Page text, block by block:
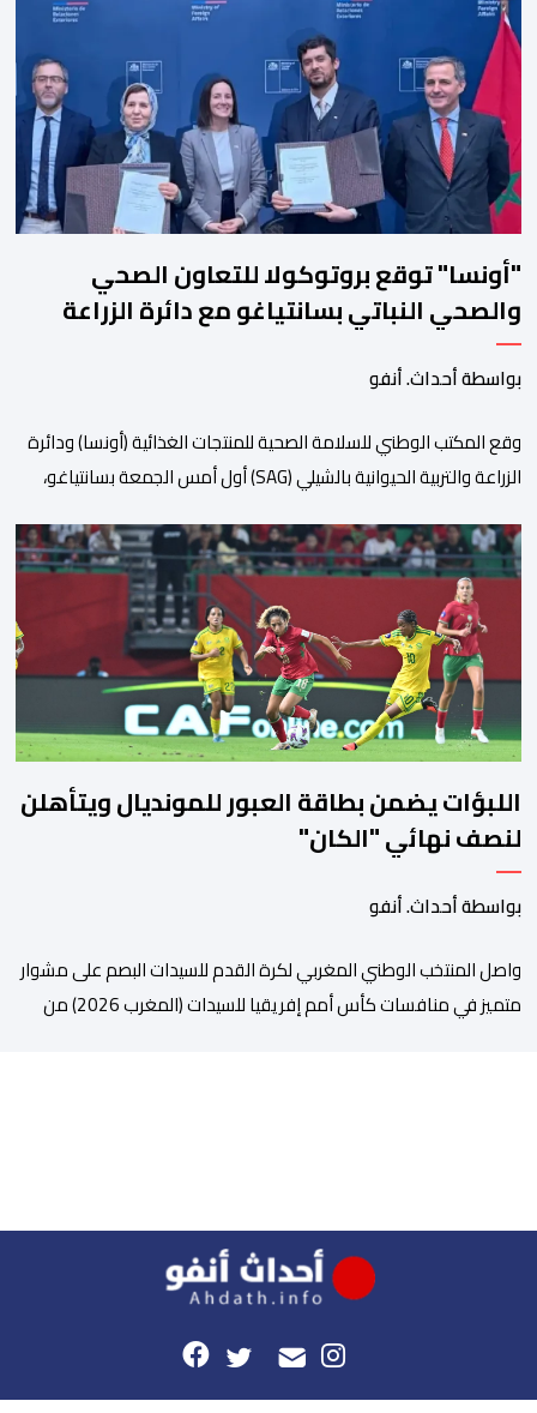
الاجتماعية والتضامنية والإنسانية. ووفق بلاغ للمنظمين، تقترح هذه
الدورة، التي تنظم تحت الرعاية السامية لصاحب الجلالة الملك محمد
السادس، تحت شعار “سيدات البحر الأبيض المتوسط، […]
"أونسا" توقع بروتوكولا للتعاون الصحي
والصحي النباتي بسانتياغو مع دائرة الزراعة
وتربية المواشي
بواسطة أحداث. أنفو
وقع المكتب الوطني للسلامة الصحية للمنتجات الغذائية (أونسا) ودائرة
الزراعة والتربية الحيوانية بالشيلي (SAG) أول أمس الجمعة بسانتياغو،
والصحة الحيوانية. وسيمكن هذا البروتوكول الذي تم توقيعه بحضور
مسؤولين عن السلطات الشيلية، وممثلين عن القطاع الخاص ومن
أوساط التصدير، من مواءمة الإجراءات الصحية، والصحية النباتية المطبقة
على […]
اللبؤات يضمن بطاقة العبور للمونديال ويتأهلن
لنصف نهائي "الكان"
بواسطة أحداث. أنفو
واصل المنتخب الوطني المغربي لكرة القدم للسيدات البصم على مشوار
متميز في منافسات كأس أمم إفريقيا للسيدات (المغرب 2026) من